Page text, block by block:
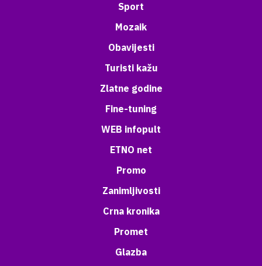
Sport
Mozaik
Obavijesti
Turisti kažu
Zlatne godine
Fine-tuning
WEB infopult
ETNO net
Promo
Zanimljivosti
Crna kronika
Promet
Glazba